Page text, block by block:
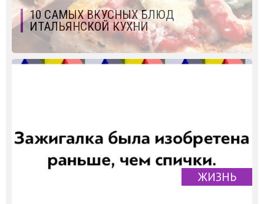
10 САМЫХ ВКУСНЫХ БЛЮД
ИТАЛЬЯНСКОЙ КУХНИ
ЖИЗНЬ